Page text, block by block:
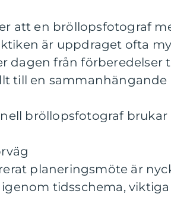
att en bröllopsfotograf
är uppdraget ofta
dagen från förberedelser
till en sammanhängande
bröllopsfotograf
planeringsmöte är
tidsschema,